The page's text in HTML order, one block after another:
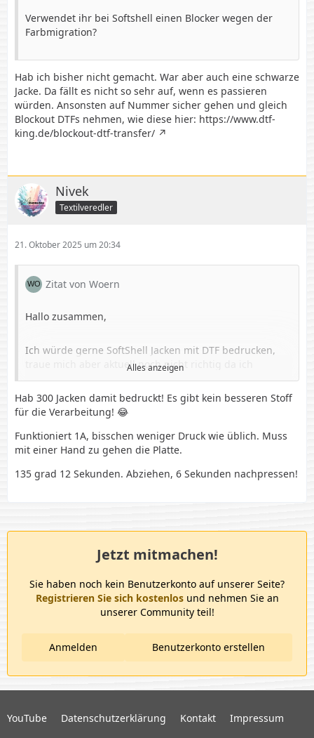
Verwendet ihr bei Softshell einen Blocker wegen der
Farbmigration?
Hab ich bisher nicht gemacht. War aber auch eine schwarze
Jacke. Da fällt es nicht so sehr auf, wenn es passieren
würden. Ansonsten auf Nummer sicher gehen und gleich
Blockout DTFs nehmen, wie diese hier: https://www.dtf-
king.de/blockout-dtf-transfer/
Nivek
Textilveredler
21. Oktober 2025 um 20:34
Zitat von Woern
Hallo zusammen,
Ich würde gerne SoftShell Jacken mit DTF bedrucken,
traue mich aber aktuell noch nicht richtig da ich
unsicher bin und noch Fragen dazu habe.
1. Wie heiß und wie lange presst ihr eure SoftShell
meinem Fall 95% Polyester und 5% Elasthan.
2. Wenn ich Shirts drucke gibt es auf den Shirts nach
ja, geht der wie bei den Shirts auch wieder weg? Kann
Ich freue mich über eure Hilfe, danke schonmal.
Schöne Restwoche!
Alles anzeigen
Hab 300 Jacken damit bedruckt! Es gibt kein besseren Stoff
für die Verarbeitung! 😂
Funktioniert 1A, bisschen weniger Druck wie üblich. Muss
mit einer Hand zu gehen die Platte.
135 grad 12 Sekunden. Abziehen, 6 Sekunden nachpressen!
Jetzt mitmachen!
Sie haben noch kein Benutzerkonto auf unserer Seite?
Registrieren Sie sich kostenlosund nehmen Sie an
unserer Community teil!
Benutzerkonto erstellen
Anmelden
YouTube Datenschutzerklärung Kontakt Impressum